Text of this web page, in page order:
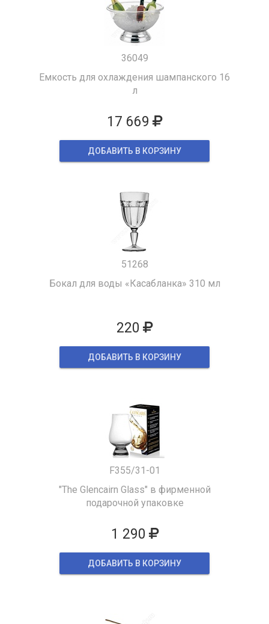
36049
Емкость для охлаждения шампанского 16
л
17 669
ДОБАВИТЬ В КОРЗИНУ
51268
Бокал для воды «Касабланка» 310 мл
220
ДОБАВИТЬ В КОРЗИНУ
F355/31-01
"The Glencairn Glass" в фирменной
подарочной упаковке
1 290
ДОБАВИТЬ В КОРЗИНУ